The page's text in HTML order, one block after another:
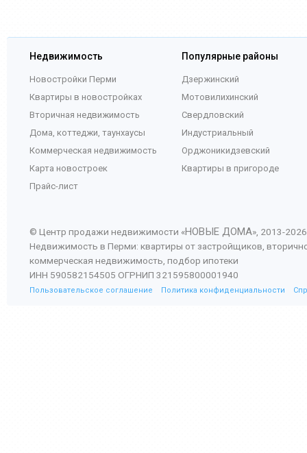
Недвижимость
Новостройки Перми
Квартиры в новостройках
Вторичная недвижимость
Дома, коттеджи, таунхаусы
Коммерческая недвижимость
Карта новостроек
Прайс-лист
Популярные районы
Дзержинский
Мотовилихинский
Свердловский
Индустриальный
Орджоникидзевский
Квартиры в пригороде
© Центр продажи недвижимости «НОВЫЕ ДОМА», 2013-2026
Недвижимость в Перми: квартиры от застройщиков,
коммерческая недвижимость, подбор ипотеки
ИНН 590582154505 ОГРНИП 321595800001940
Пользовательское соглашение Политика конфиденциальности